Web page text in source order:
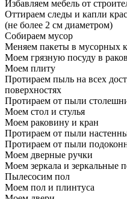
Избавляем мебель от
Оттираем следы и капли
(не более 2 см диаметром)
Собираем мусор
Меняем пакеты в мусорных
Моем грязную посуду в
Моем плиту
Протираем пыль на всех
поверхностях
Протираем от пыли
Моем стол и стулья
Моем раковину и кран
Протираем от пыли
Протираем от пыли
Моем дверные ручки
Моем зеркала и зеркальные
Пылесосим пол
Моем пол и плинтуса